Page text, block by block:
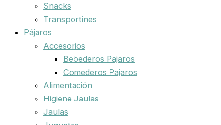
Snacks
Transportines
Pájaros
Accesorios
Bebederos Pajaros
Comederos Pajaros
Alimentación
Higiene Jaulas
Jaulas